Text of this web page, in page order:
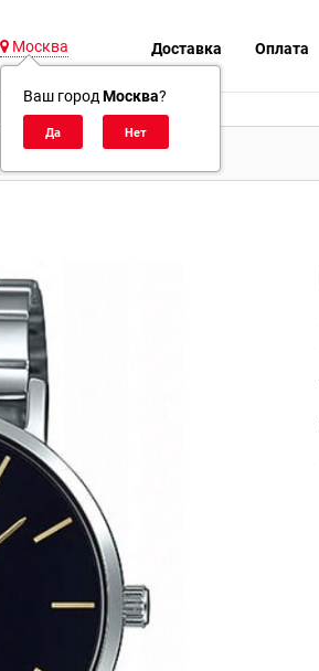
Москва
Ваш город Москва?
Доставка Оплата